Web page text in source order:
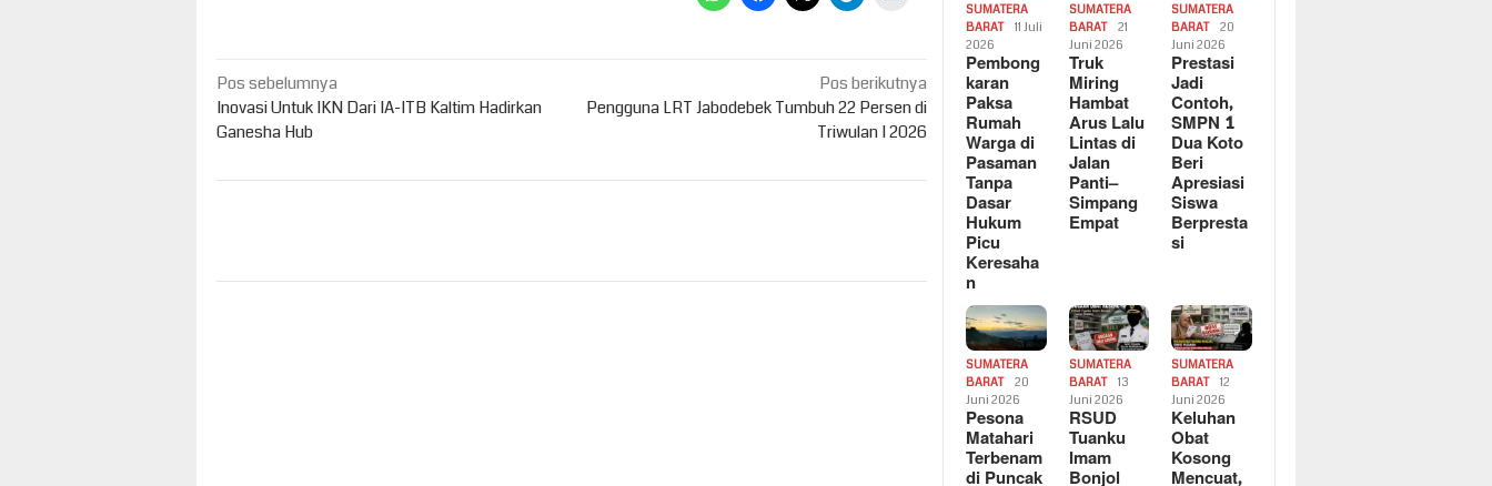
Navigasi
pos
Pos sebelumnya
Inovasi Untuk IKN Dari IA-ITB Kaltim Hadirkan
Ganesha Hub
Pos berikutnya
Pengguna LRT Jabodebek Tumbuh 22 Persen di
Triwulan I 2026
SUMATERA
BARAT
11 Juli
2026
Pembong
karan
Paksa
Rumah
Warga di
Pasaman
Tanpa
Dasar
Hukum
Picu
Keresaha
n
SUMATERA
BARAT
21
Juni 2026
Truk
Miring
Hambat
Arus Lalu
Lintas di
Jalan
Panti–
Simpang
Empat
SUMATERA
BARAT
20
Juni 2026
Prestasi
Jadi
Contoh,
SMPN 1
Dua Koto
Beri
Apresiasi
Siswa
Berpresta
si
SUMATERA
BARAT
20
Juni 2026
Pesona
Matahari
Terbenam
di Puncak
SUMATERA
BARAT
13
Juni 2026
RSUD
Tuanku
Imam
Bonjol
SUMATERA
BARAT
12
Juni 2026
Keluhan
Obat
Kosong
Mencuat,